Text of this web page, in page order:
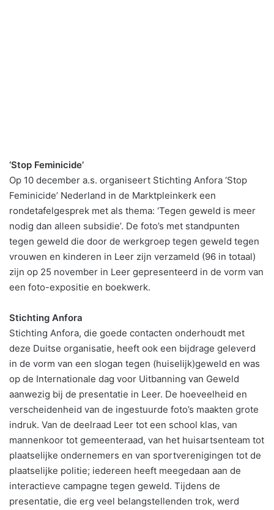
‘Stop Feminicide’
Op 10 december a.s. organiseert Stichting Anfora ‘Stop
Feminicide’ Nederland in de Marktpleinkerk een
rondetafelgesprek met als thema: ‘Tegen geweld is meer
nodig dan alleen subsidie’. De foto’s met standpunten
tegen geweld die door de werkgroep tegen geweld tegen
vrouwen en kinderen in Leer zijn verzameld (96 in totaal)
zijn op 25 november in Leer gepresenteerd in de vorm van
een foto-expositie en boekwerk.
Stichting Anfora
Stichting Anfora, die goede contacten onderhoudt met
deze Duitse organisatie, heeft ook een bijdrage geleverd
in de vorm van een slogan tegen (huiselijk)geweld en was
op de Internationale dag voor Uitbanning van Geweld
aanwezig bij de presentatie in Leer. De hoeveelheid en
verscheidenheid van de ingestuurde foto’s maakten grote
indruk. Van de deelraad Leer tot een school klas, van
mannenkoor tot gemeenteraad, van het huisartsenteam tot
plaatselijke ondernemers en van sportverenigingen tot de
plaatselijke politie; iedereen heeft meegedaan aan de
interactieve campagne tegen geweld. Tijdens de
presentatie, die erg veel belangstellenden trok, werd